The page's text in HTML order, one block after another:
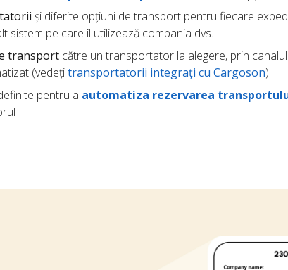
și diferite opțiuni de transport pentru fiecare
sistem pe care îl utilizează compania dvs.
transport către un transportator la alegere, prin
(vedețitransportatorii integrați cu Cargoson)
pentru a automatiza rezervarea